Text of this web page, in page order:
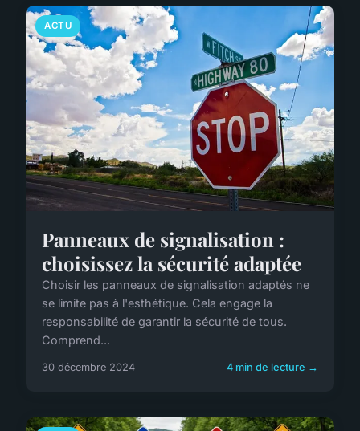
ACTU
Panneaux de signalisation :
choisissez la sécurité adaptée
Choisir les panneaux de signalisation adaptés ne
se limite pas à l'esthétique. Cela engage la
responsabilité de garantir la sécurité de tous.
Comprend...
30 décembre 2024 4 min de lecture →